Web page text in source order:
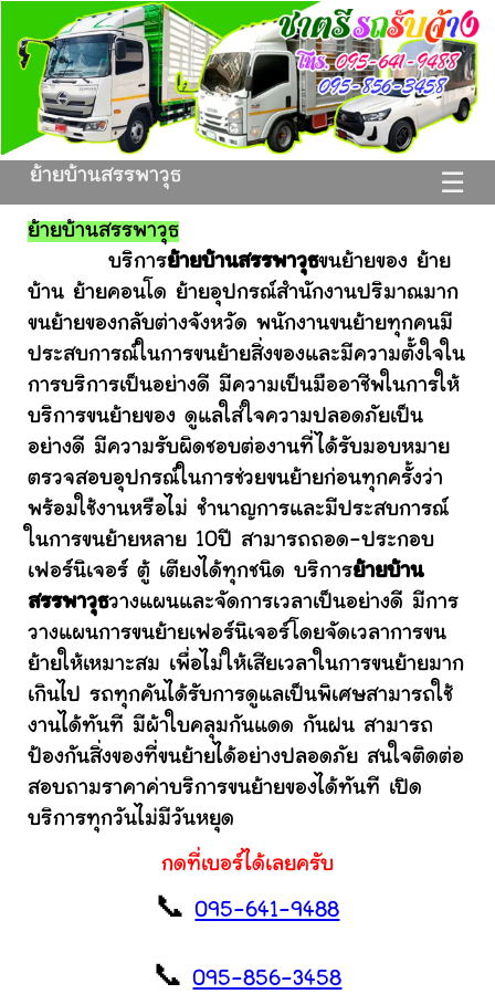
☰
ย้ายบ้านสรรพาวุธ
ย้ายบ้านสรรพาวุธ
บริการย้ายบ้านสรรพาวุธขนย้ายของ ย้าย
บ้าน ย้ายคอนโด ย้ายอุปกรณ์สำนักงานปริมาณมาก
ขนย้ายของกลับต่างจังหวัด พนักงานขนย้ายทุกคนมี
ประสบการณ์ในการขนย้ายสิ่งของและมีความตั้งใจใน
การบริการเป็นอย่างดี มีความเป็นมืออาชีพในการให้
บริการขนย้ายของ ดูแลใส่ใจความปลอดภัยเป็น
อย่างดี มีความรับผิดชอบต่องานที่ได้รับมอบหมาย
ตรวจสอบอุปกรณ์ในการช่วยขนย้ายก่อนทุกครั้งว่า
พร้อมใช้งานหรือไม่ ชำนาญการและมีประสบการณ์
ในการขนย้ายหลาย 10ปี สามารถถอด-ประกอบ
เฟอร์นิเจอร์ ตู้ เตียงได้ทุกชนิด บริการย้ายบ้าน
สรรพาวุธวางแผนและจัดการเวลาเป็นอย่างดี มีการ
วางแผนการขนย้ายเฟอร์นิเจอร์โดยจัดเวลาการขน
ย้ายให้เหมาะสม เพื่อไม่ให้เสียเวลาในการขนย้ายมาก
เกินไป รถทุกคันได้รับการดูแลเป็นพิเศษสามารถใช้
งานได้ทันที มีผ้าใบคลุมกันแดด กันฝน สามารถ
ป้องกันสิ่งของที่ขนย้ายได้อย่างปลอดภัย สนใจติดต่อ
สอบถามราคาค่าบริการขนย้ายของได้ทันที เปิด
บริการทุกวันไม่มีวันหยุด
กดที่เบอร์ได้เลยครับ
📞095-641-9488
📞095-856-3458